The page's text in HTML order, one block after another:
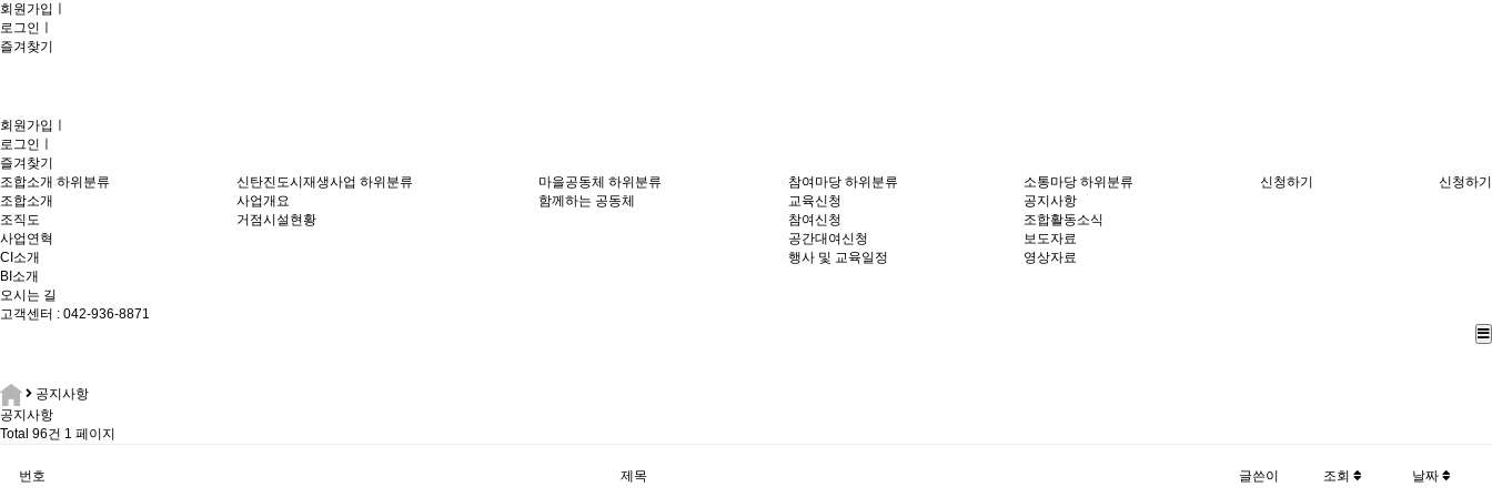
회원가입
로그인
즐겨찾기
회원가입
로그인
즐겨찾기
조합소개 하위분류
조합소개
조직도
사업연혁
CI소개
BI소개
오시는 길
신탄진도시재생사업 하위분류
사업개요
거점시설현황
마을공동체 하위분류
함께하는 공동체
참여마당 하위분류
교육신청
참여신청
공간대여신청
행사 및 교육일정
소통마당 하위분류
공지사항
조합활동소식
보도자료
영상자료
신청하기 신청하기
고객센터 : 042-936-8871
공지사항
공지사항
Total 96건 1 페이지
번호 제목 글쓴이 조회 날짜